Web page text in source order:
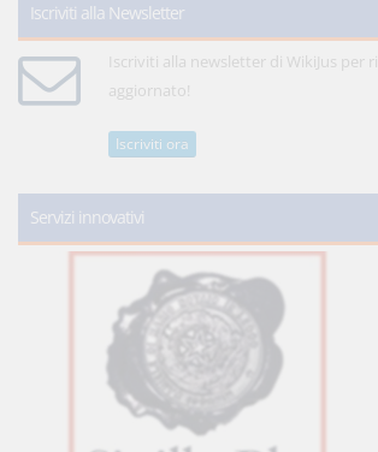
Iscriviti alla Newsletter
Iscriviti alla newsletter di WikiJus per
aggiornato!
Iscriviti ora
Servizi innovativi